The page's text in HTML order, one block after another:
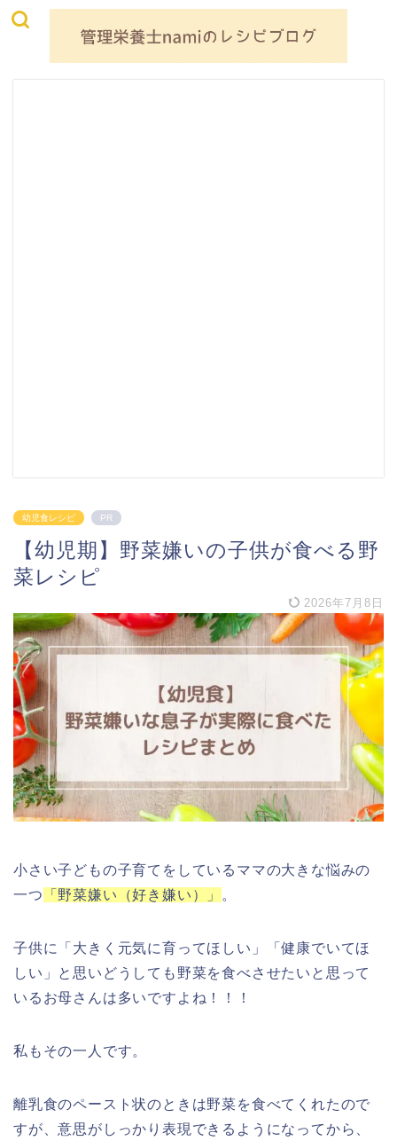
幼児食レシピ PR
【幼児期】野菜嫌いの子供が食べる野
菜レシピ
2026年7月8日
小さい子どもの子育てをしているママの大きな悩みの
一つ 「野菜嫌い（好き嫌い）」 。
子供に「大きく元気に育ってほしい」「健康でいてほ
しい」と思いどうしても野菜を食べさせたいと思って
いるお母さんは多いですよね！！！
私もその一人です。
離乳食のペースト状のときは野菜を食べてくれたので
すが、意思がしっかり表現できるようになってから、